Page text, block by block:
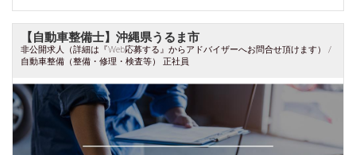
【自動車整備士】沖縄県うるま市
非公開求人（詳細は『Web応募する』からアドバイザーへお問合せ頂けます） /
自動車整備（整備・修理・検査等） 正社員